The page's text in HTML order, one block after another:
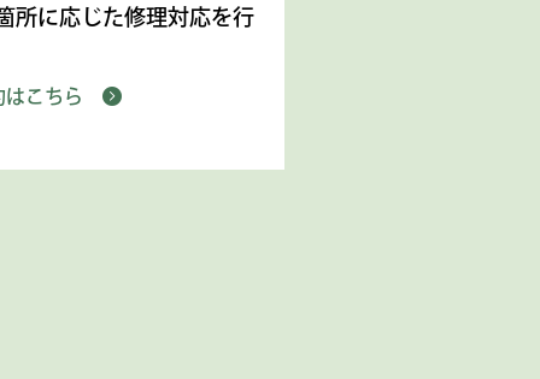
所に応じた修理対応を行
はこちら